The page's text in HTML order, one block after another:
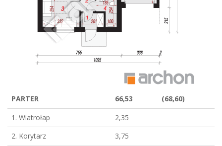
PARTER 66,53
(68,60)
1. Wiatrołap
2,35
2. Korytarz
3,75